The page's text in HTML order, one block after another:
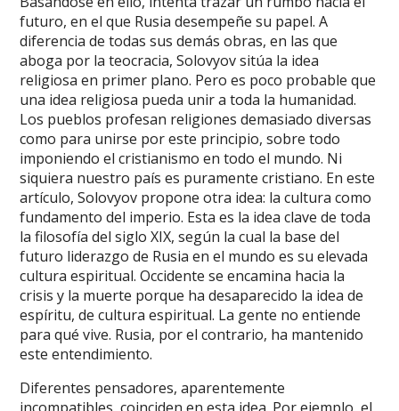
futuro, en el que Rusia desempeñe su papel. A
diferencia de todas sus demás obras, en las que
aboga por la teocracia, Solovyov sitúa la idea
religiosa en primer plano. Pero es poco probable que
una idea religiosa pueda unir a toda la humanidad.
Los pueblos profesan religiones demasiado diversas
como para unirse por este principio, sobre todo
imponiendo el cristianismo en todo el mundo. Ni
siquiera nuestro país es puramente cristiano. En este
artículo, Solovyov propone otra idea: la cultura como
fundamento del imperio. Esta es la idea clave de toda
la filosofía del siglo XIX, según la cual la base del
futuro liderazgo de Rusia en el mundo es su elevada
cultura espiritual. Occidente se encamina hacia la
crisis y la muerte porque ha desaparecido la idea de
espíritu, de cultura espiritual. La gente no entiende
para qué vive. Rusia, por el contrario, ha mantenido
este entendimiento.
Diferentes pensadores, aparentemente